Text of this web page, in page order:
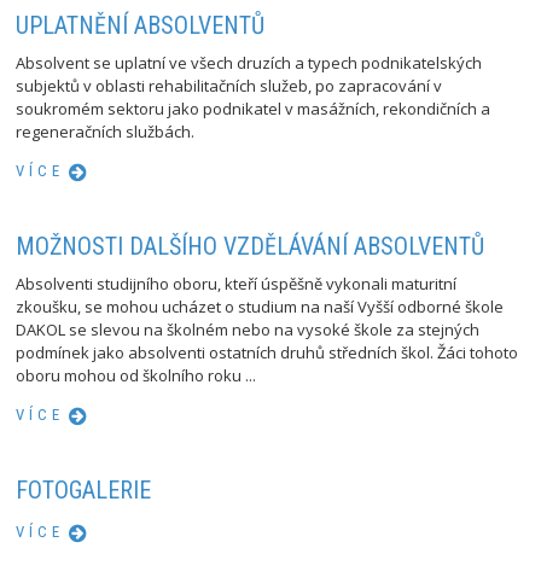
UPLATNĚNÍ ABSOLVENTŮ
Absolvent se uplatní ve všech druzích a typech podnikatelských
subjektů v oblasti rehabilitačních služeb, po zapracování v
soukromém sektoru jako podnikatel v masážních, rekondičních a
regeneračních službách.
VÍCE
MOŽNOSTI DALŠÍHO VZDĚLÁVÁNÍ ABSOLVENTŮ
Absolventi studijního oboru, kteří úspěšně vykonali maturitní
zkoušku, se mohou ucházet o studium na naší Vyšší odborné škole
DAKOL se slevou na školném nebo na vysoké škole za stejných
podmínek jako absolventi ostatních druhů středních škol. Žáci tohoto
oboru mohou od školního roku ...
VÍCE
FOTOGALERIE
VÍCE